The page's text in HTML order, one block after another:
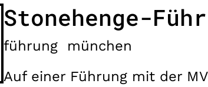
Stonehenge-
führung
münchen
Auf einer Führung mit der